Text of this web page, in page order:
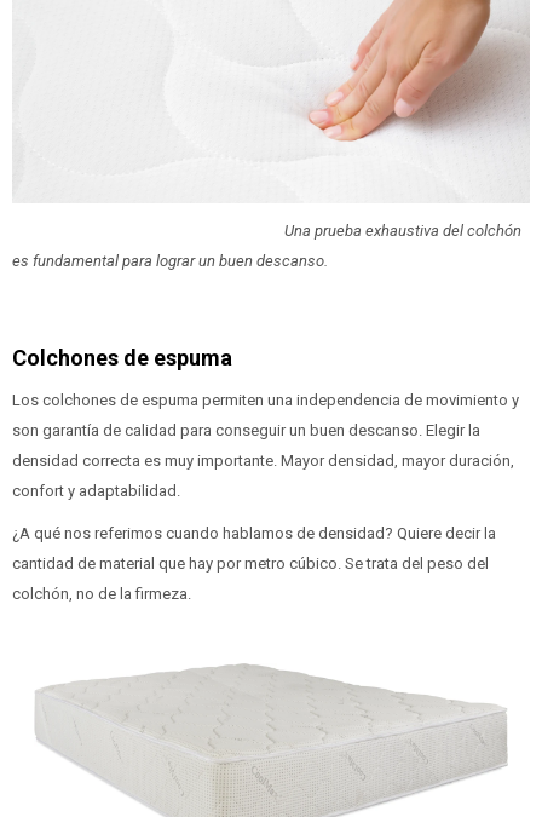
Una prueba exhaustiva del colchón
es fundamental para lograr un buen descanso.
Colchones de espuma
Los colchones de espuma permiten una independencia de movimiento y
son garantía de calidad para conseguir un buen descanso. Elegir la
densidad correcta es muy importante. Mayor densidad, mayor duración,
confort y adaptabilidad.
¿A qué nos referimos cuando hablamos de densidad? Quiere decir la
cantidad de material que hay por metro cúbico. Se trata del peso del
colchón, no de la firmeza.